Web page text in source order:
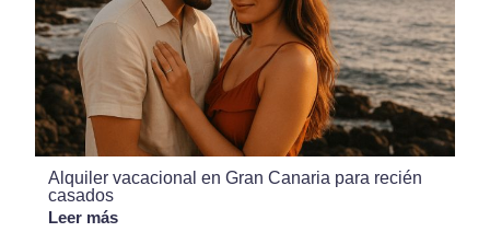
Alquiler vacacional en Gran Canaria para recién
casados
Leer más